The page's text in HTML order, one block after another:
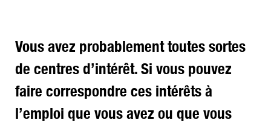
Vous avez probablement toutes sortes
de centres d’intérêt. Si vous pouvez
faire correspondre ces intérêts à
l’emploi que vous avez ou que vous